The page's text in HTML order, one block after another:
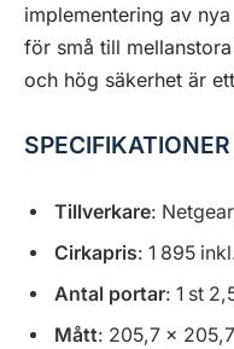
implementering av
för små till
och hög säkerhet är
Tillverkare:
Cirkapris: 1 895
Antal portar: 1 st
Mått: 205,7 x